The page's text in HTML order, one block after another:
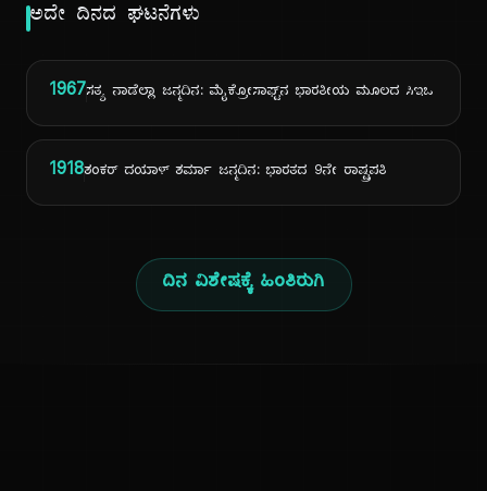
ಅದೇ ದಿನದ ಘಟನೆಗಳು
1967ಸತ್ಯ ನಾಡೆಲ್ಲಾ ಜನ್ಮದಿನ: ಮೈಕ್ರೋಸಾಫ್ಟ್‌ನ ಭಾರತೀಯ ಮೂಲದ ಸಿಇಒ
1918ಶಂಕರ್ ದಯಾಳ್ ಶರ್ಮಾ ಜನ್ಮದಿನ: ಭಾರತದ 9ನೇ ರಾಷ್ಟ್ರಪತಿ
ದಿನ ವಿಶೇಷಕ್ಕೆ ಹಿಂತಿರುಗಿ